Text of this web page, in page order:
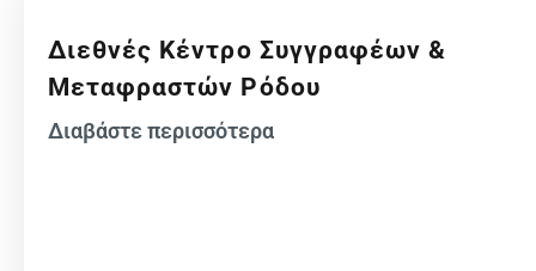
Διεθνές Κέντρο Συγγραφέων &
Μεταφραστών Ρόδου
Διαβάστε περισσότερα